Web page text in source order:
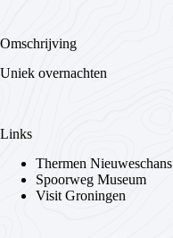
Omschrijving
Uniek overnachten
Links
Thermen Nieuweschans
Spoorweg Museum
Visit Groningen